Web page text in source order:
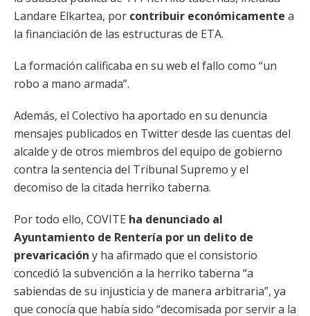
Landare Elkartea, por contribuir económicamente a
la financiación de las estructuras de ETA.
La formación calificaba en su web el fallo como “un
robo a mano armada”.
Además, el Colectivo ha aportado en su denuncia
mensajes publicados en Twitter desde las cuentas del
alcalde y de otros miembros del equipo de gobierno
contra la sentencia del Tribunal Supremo y el
decomiso de la citada herriko taberna.
Por todo ello, COVITE ha denunciado al
Ayuntamiento de Rentería por un delito de
prevaricación y ha afirmado que el consistorio
concedió la subvención a la herriko taberna “a
sabiendas de su injusticia y de manera arbitraria”, ya
que conocía que había sido “decomisada por servir a la